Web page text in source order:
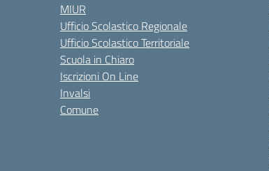
MIUR
Ufficio Scolastico Regionale
Ufficio Scolastico Territoriale
Scuola in Chiaro
Iscrizioni On Line
Invalsi
Comune